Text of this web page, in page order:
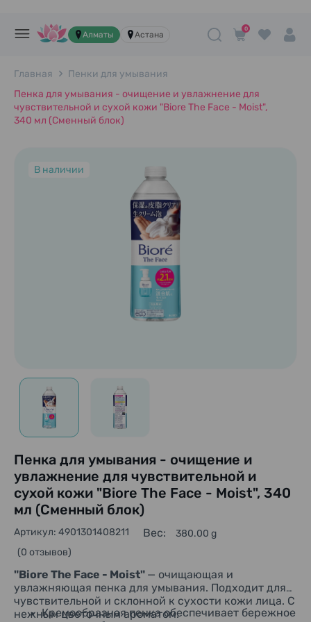
Алматы Астана
0
Главная
Пенки для умывания
Пенка для умывания - очищение и увлажнение для
чувствительной и сухой кожи "Biore The Face - Moist",
340 мл (Сменный блок)
В наличии
Пенка для умывания - очищение и
увлажнение для чувствительной и
сухой кожи "Biore The Face - Moist", 340
мл (Сменный блок)
(0 отзывов)
Артикул: 4901301408211 Вес: 380.00 g
"Biore The Face - Moist" — очищающая и
увлажняющая пенка для умывания. Подходит для
чувствительной и склонной к сухости кожи лица. С
нежным цветочным ароматом.
Кремообразная пенка обеспечивает бережное